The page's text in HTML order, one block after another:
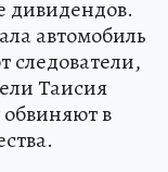
дивидендов.
автомобиль
следователи,
Таисия
в